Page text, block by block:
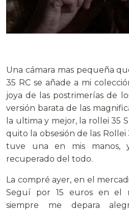
Una cámara mas pequeña
35 RC se añade a mi
joya de las postrimerías de
versión barata de las
la ultima y mejor, la rollei 35
quito la obsesión de las Rollei
tuve una en mis manos,
recuperado del todo.
La compré ayer, en el
Seguí por 15 euros en el
siempre me depara